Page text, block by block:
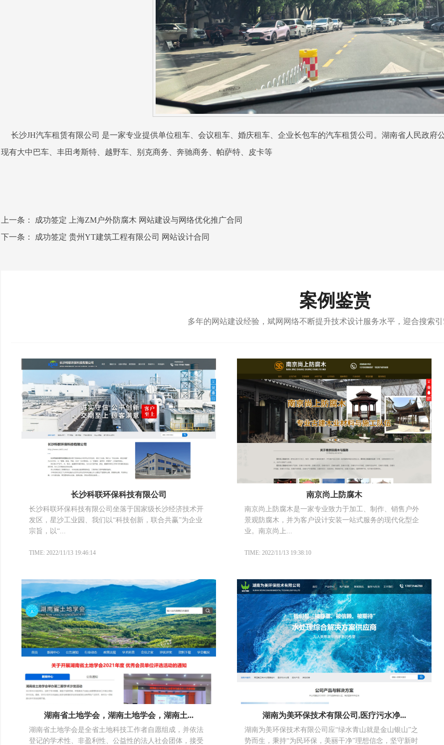
长沙JH汽车租赁有限公司 是一家专业提供单位租车、会议租车、婚庆租车、企业长包车的汽车租赁公司。湖南省人民政府
现有大中巴车、丰田考斯特、越野车、别克商务、奔驰商务、帕萨特、皮卡等
上一条：
成功签定 上海ZM户外防腐木 网站建设与网络优化推广合同
下一条：
成功签定 贵州YT建筑工程有限公司 网站设计合同
案例鉴赏
多年的网站建设经验，斌网网络不断提升技术设计服务水平，迎合搜索引
长沙科联环保科技有限公司
长沙科联环保科技有限公司坐落于国家级长沙经济技术开
发区，星沙工业园、我们以“科技创新，联合共赢”为企业
宗旨，以“...
TIME: 2022/11/13 19:46:14
南京尚上防腐木
南京尚上防腐木是一家专业致力于加工、制作、销售户外
景观防腐木，并为客户设计安装一站式服务的现代化型企
业。南京尚上...
TIME: 2022/11/13 19:38:10
湖南省土地学会，湖南土地学会，湖南土...
湖南省土地学会是全省土地科技工作者自愿组成，并依法
登记的学术性、非盈利性、公益性的法人社会团体，接受
湖南为美环保技术有限公司,医疗污水净...
湖南为美环保技术有限公司应“绿水青山就是金山银山”之
势而生，秉持“为民环保，美丽干净”理想信念，坚守新时